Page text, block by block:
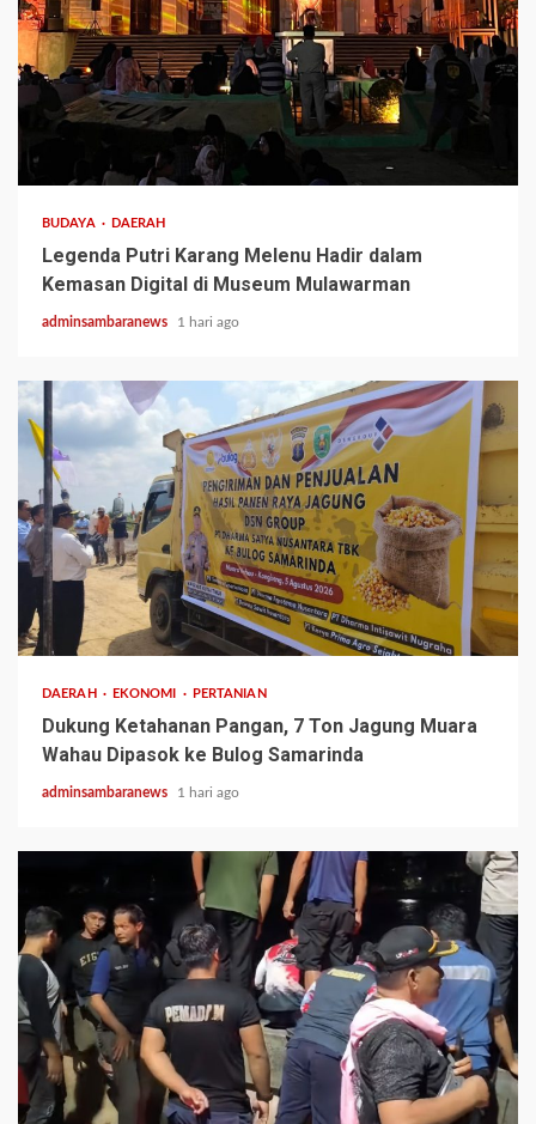
BUDAYA DAERAH
Legenda Putri Karang Melenu Hadir dalam
Kemasan Digital di Museum Mulawarman
adminsambaranews 1 hari ago
1 min read
DAERAH EKONOMI PERTANIAN
Dukung Ketahanan Pangan, 7 Ton Jagung Muara
Wahau Dipasok ke Bulog Samarinda
adminsambaranews 1 hari ago
2 min read